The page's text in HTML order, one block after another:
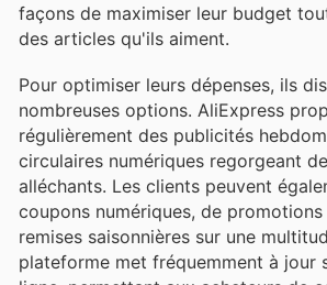
façons de maximiser leur budget
des articles qu'ils aiment.
Pour optimiser leurs dépenses, ils
nombreuses options. AliExpress
régulièrement des publicités
circulaires numériques regorgeant
alléchants. Les clients peuvent
coupons numériques, de
remises saisonnières sur une
plateforme met fréquemment à jour